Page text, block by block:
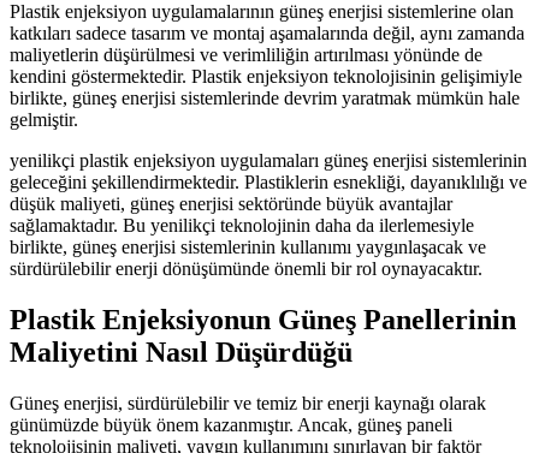
Plastik enjeksiyon uygulamalarının güneş enerjisi sistemlerine olan
katkıları sadece tasarım ve montaj aşamalarında değil, aynı zamanda
maliyetlerin düşürülmesi ve verimliliğin artırılması yönünde de
kendini göstermektedir. Plastik enjeksiyon teknolojisinin gelişimiyle
birlikte, güneş enerjisi sistemlerinde devrim yaratmak mümkün hale
gelmiştir.
yenilikçi plastik enjeksiyon uygulamaları güneş enerjisi sistemlerinin
geleceğini şekillendirmektedir. Plastiklerin esnekliği, dayanıklılığı ve
düşük maliyeti, güneş enerjisi sektöründe büyük avantajlar
sağlamaktadır. Bu yenilikçi teknolojinin daha da ilerlemesiyle
birlikte, güneş enerjisi sistemlerinin kullanımı yaygınlaşacak ve
sürdürülebilir enerji dönüşümünde önemli bir rol oynayacaktır.
Plastik Enjeksiyonun Güneş Panellerinin
Maliyetini Nasıl Düşürdüğü
Güneş enerjisi, sürdürülebilir ve temiz bir enerji kaynağı olarak
günümüzde büyük önem kazanmıştır. Ancak, güneş paneli
teknolojisinin maliyeti, yaygın kullanımını sınırlayan bir faktör